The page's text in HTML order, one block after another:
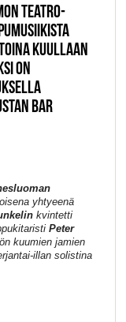
TEATRO-
KUULLAAN
ON
BAR
yhtyeenä
kvintetti
Peter
kuumien jamien
illan solistina